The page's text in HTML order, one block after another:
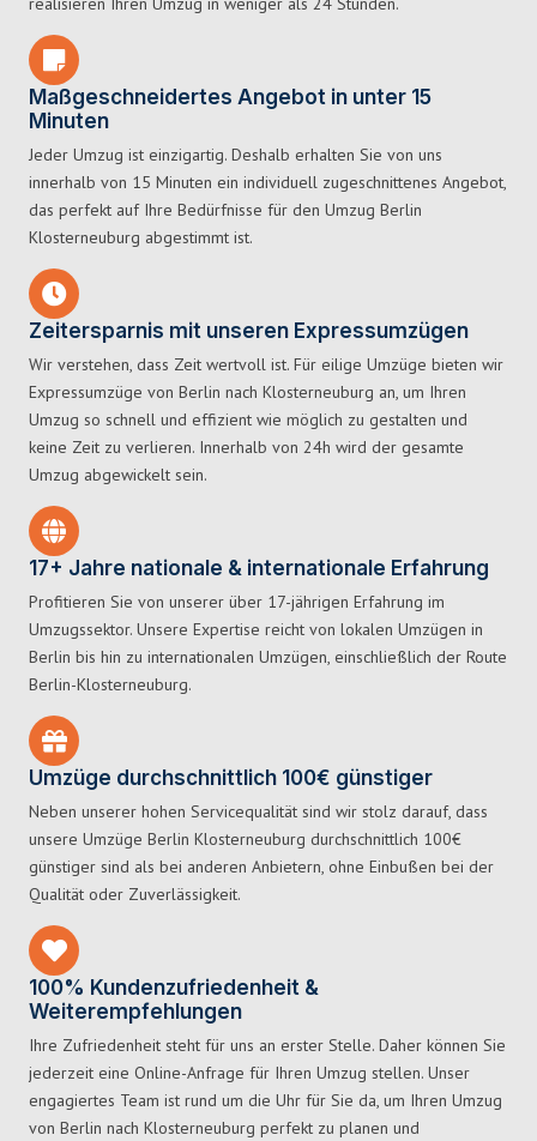
Maßgeschneidertes Angebot in unter 15
Minuten
Jeder Umzug ist einzigartig. Deshalb erhalten Sie von uns
innerhalb von 15 Minuten ein individuell zugeschnittenes Angebot,
das perfekt auf Ihre Bedürfnisse für den Umzug Berlin
Klosterneuburg abgestimmt ist.
Zeitersparnis mit unseren Expressumzügen
Wir verstehen, dass Zeit wertvoll ist. Für eilige Umzüge bieten wir
Expressumzüge von Berlin nach Klosterneuburg an, um Ihren
Umzug so schnell und effizient wie möglich zu gestalten und
keine Zeit zu verlieren. Innerhalb von 24h wird der gesamte
Umzug abgewickelt sein.
17+ Jahre nationale & internationale Erfahrung
Profitieren Sie von unserer über 17-jährigen Erfahrung im
Umzugssektor. Unsere Expertise reicht von lokalen Umzügen in
Berlin bis hin zu internationalen Umzügen, einschließlich der Route
Berlin-Klosterneuburg.
Umzüge durchschnittlich 100€ günstiger
Neben unserer hohen Servicequalität sind wir stolz darauf, dass
unsere Umzüge Berlin Klosterneuburg durchschnittlich 100€
günstiger sind als bei anderen Anbietern, ohne Einbußen bei der
Qualität oder Zuverlässigkeit.
100% Kundenzufriedenheit &
Weiterempfehlungen
Ihre Zufriedenheit steht für uns an erster Stelle. Daher können Sie
jederzeit eine Online-Anfrage für Ihren Umzug stellen. Unser
engagiertes Team ist rund um die Uhr für Sie da, um Ihren Umzug
von Berlin nach Klosterneuburg perfekt zu planen und